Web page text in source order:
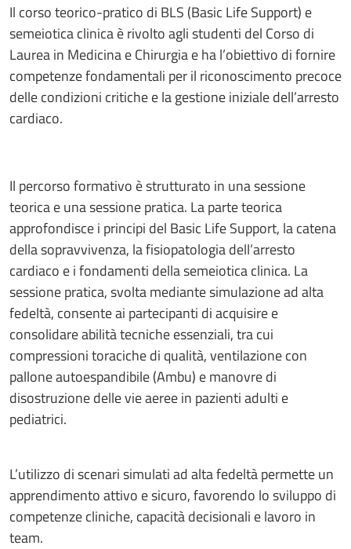
Il corso teorico-pratico di BLS (Basic Life Support) e
semeiotica clinica è rivolto agli studenti del Corso di
Laurea in Medicina e Chirurgia e ha l’obiettivo di fornire
competenze fondamentali per il riconoscimento precoce
delle condizioni critiche e la gestione iniziale dell’arresto
cardiaco.
Il percorso formativo è strutturato in una sessione
teorica e una sessione pratica. La parte teorica
approfondisce i principi del Basic Life Support, la catena
della sopravvivenza, la fisiopatologia dell’arresto
cardiaco e i fondamenti della semeiotica clinica. La
sessione pratica, svolta mediante simulazione ad alta
fedeltà, consente ai partecipanti di acquisire e
consolidare abilità tecniche essenziali, tra cui
compressioni toraciche di qualità, ventilazione con
pallone autoespandibile (Ambu) e manovre di
disostruzione delle vie aeree in pazienti adulti e
pediatrici.
L’utilizzo di scenari simulati ad alta fedeltà permette un
apprendimento attivo e sicuro, favorendo lo sviluppo di
competenze cliniche, capacità decisionali e lavoro in
team.